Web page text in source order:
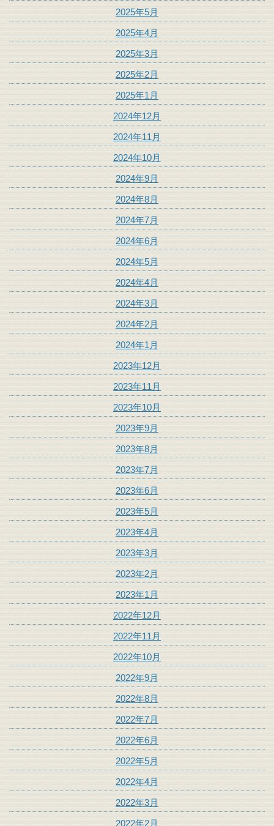
2025年5月
2025年4月
2025年3月
2025年2月
2025年1月
2024年12月
2024年11月
2024年10月
2024年9月
2024年8月
2024年7月
2024年6月
2024年5月
2024年4月
2024年3月
2024年2月
2024年1月
2023年12月
2023年11月
2023年10月
2023年9月
2023年8月
2023年7月
2023年6月
2023年5月
2023年4月
2023年3月
2023年2月
2023年1月
2022年12月
2022年11月
2022年10月
2022年9月
2022年8月
2022年7月
2022年6月
2022年5月
2022年4月
2022年3月
2022年2月